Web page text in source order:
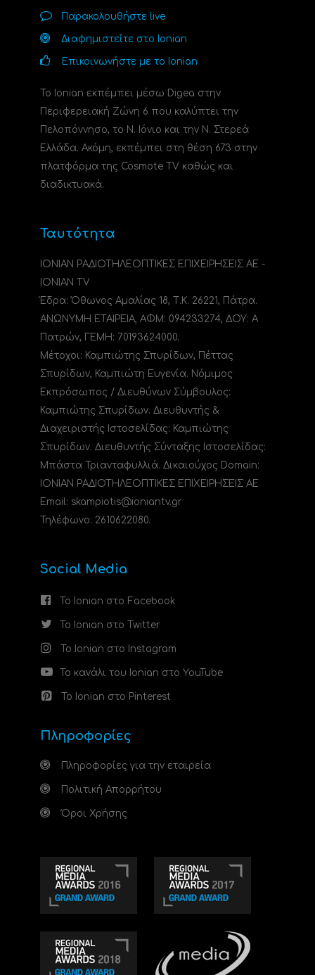
Παρακολουθήστε live
Διαφημιστείτε στο Ionian
Επικοινωνήστε με το Ionian
Το Ionian εκπέμπει μέσω Digea στην
Περιφερειακή Ζώνη 6 που καλύπτει την
Πελοπόννησο, το N. Ιόνιο και την Ν. Στερεά
Ελλάδα. Ακόμη, εκπέμπει στη θέση 673 στην
πλατφόρμα της Cosmote TV καθώς και
διαδικτυακά.
Ταυτότητα
ΙΟΝΙΑΝ ΡΑΔΙΟΤΗΛΕΟΠΤΙΚΕΣ ΕΠΙΧΕΙΡΗΣΕΙΣ ΑΕ -
IONIAN TV
Έδρα: Όθωνος Αμαλίας 18, Τ.Κ. 26221, Πάτρα.
ΑΝΩΝΥΜΗ ΕΤΑΙΡΕΙΑ, ΑΦΜ: 094233274, ΔΟΥ: A
Πατρών, ΓΕΜΗ: 70193624000.
Μέτοχοι: Καμπιώτης Σπυρίδων, Πέττας
Σπυρίδων, Καμπιώτη Ευγενία. Νόμιμος
Εκπρόσωπος / Διευθύνων Σύμβουλος:
Καμπιώτης Σπυρίδων. Διευθυντής &
Διαχειριστής Ιστοσελίδας: Καμπιώτης
Σπυρίδων. Διευθυντής Σύνταξης Ιστοσελίδας:
Μπάστα Τριανταφυλλιά. Δικαιούχος Domain:
ΙΟΝΙΑΝ ΡΑΔΙΟΤΗΛΕΟΠΤΙΚΕΣ ΕΠΙΧΕΙΡΗΣΕΙΣ ΑΕ
Email: skampiotis@ioniantv.gr
Τηλέφωνο: 2610622080.
Social Media
Το Ionian στο Facebook
Το Ionian στο Twitter
Το Ionian στο Instagram
Το κανάλι του Ionian στο YouTube
Το Ionian στο Pinterest
Πληροφορίες
Πληροφορίες για την εταιρεία
Πολιτική Απορρήτου
Όροι Χρήσης